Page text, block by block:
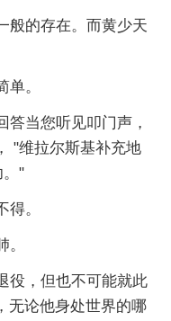
般的存在。而黄少天
。
答当您听见叩门声，
"维拉尔斯基补充地
。"
。
役，但也不可能就此
无论他身处世界的哪